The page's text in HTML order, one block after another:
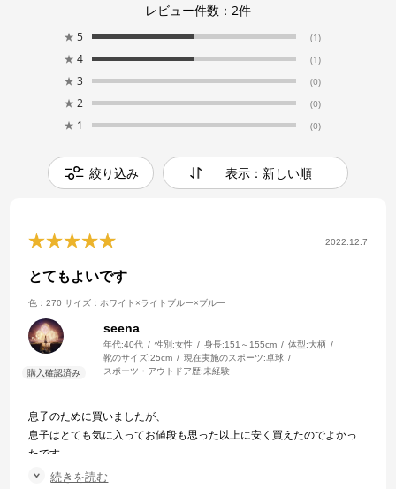
レビュー件数： 2件
★ 5 (1)
★ 4 (1)
★ 3 (0)
★ 2 (0)
★ 1 (0)
絞り込み 表示：新しい順
2022.12.7
とてもよいです
色：270 サイズ：ホワイト×ライトブルー×ブルー
seena
年代:40代 性別:女性 身長:151～155cm 体型:大柄
靴のサイズ:25cm 現在実施のスポーツ:卓球
スポーツ・アウトドア歴:未経験
息子のために買いましたが、
息子はとても気に入ってお値段も思った以上に安く買えたのでよかっ
たです。
応対も早かったのでまたお願いしたいと思っています。
続きを読む